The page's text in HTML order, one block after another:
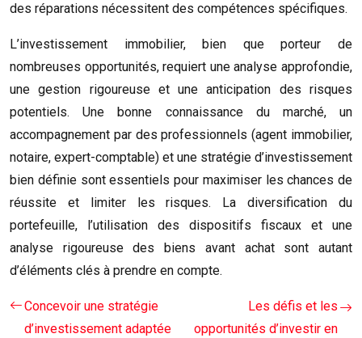
des réparations nécessitent des compétences spécifiques.
L’investissement immobilier, bien que porteur de
nombreuses opportunités, requiert une analyse approfondie,
une gestion rigoureuse et une anticipation des risques
potentiels. Une bonne connaissance du marché, un
accompagnement par des professionnels (agent immobilier,
notaire, expert-comptable) et une stratégie d’investissement
bien définie sont essentiels pour maximiser les chances de
réussite et limiter les risques. La diversification du
portefeuille, l’utilisation des dispositifs fiscaux et une
analyse rigoureuse des biens avant achat sont autant
d’éléments clés à prendre en compte.
Concevoir une stratégie
d’investissement adaptée
Les défis et les
opportunités d’investir en